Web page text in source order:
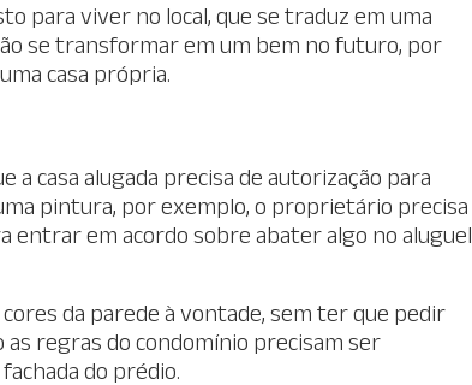
para viver no local, que se traduz em uma
se transformar em um bem no futuro, por
casa própria.
casa alugada precisa de autorização para
pintura, por exemplo, o proprietário precisa
entrar em acordo sobre abater algo no aluguel
da parede à vontade, sem ter que pedir
as regras do condomínio precisam ser
do prédio.